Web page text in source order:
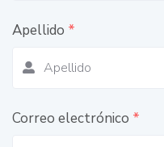
Apellido *
Correo electrónico *